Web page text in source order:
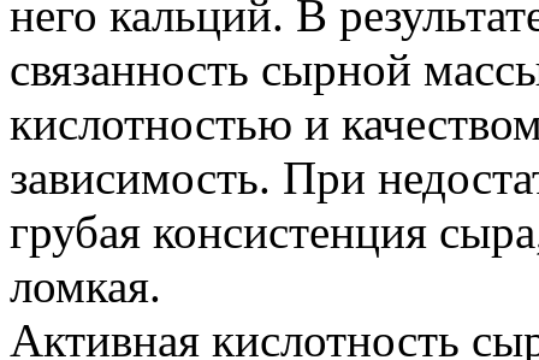
него кальций. В
связанность сырной
кислотностью и
зависимость. При
грубая консистенция
ломкая.
Активная кислотность